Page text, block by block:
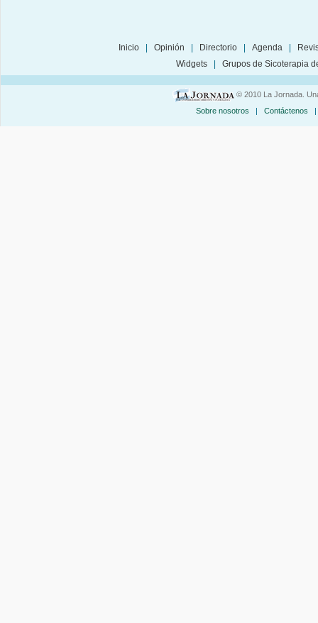
Inicio Opinión Directorio Agenda
Widgets
Grupos de Sicoterapia
© 2010 La Jornada.
Sobre nosotros
| Contáctenos |